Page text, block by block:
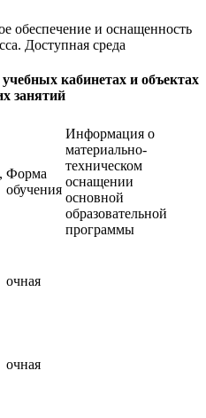
обеспечение и оснащенность
Доступная среда
кабинетах и объектах
занятий
Форма
обучения
Информация о
материально-
техническом
оснащении
основной
образовательной
программы
очная
очная